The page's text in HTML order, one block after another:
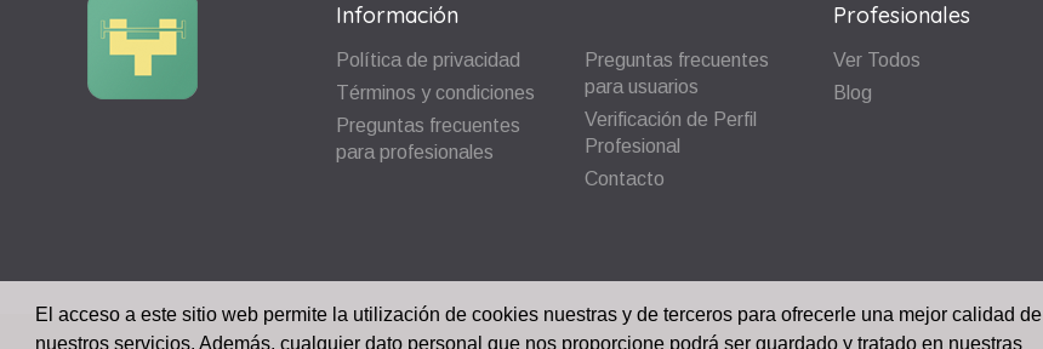
Información
Política de privacidad
Términos y condiciones
Preguntas frecuentes
para profesionales
Preguntas frecuentes
para usuarios
Verificación de Perfil
Profesional
Contacto
Profesionales
Ver Todos
Blog
El acceso a este sitio web permite la utilización de cookies nuestras y de terceros para ofrecerle una mejor calidad de
nuestros servicios. Además, cualquier dato personal que nos proporcione podrá ser guardado y tratado en nuestras